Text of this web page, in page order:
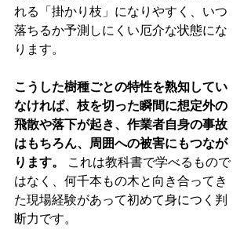
れる「掛かり枝」になりやすく、いつ
落ちるか予測しにくい厄介な状態にな
ります。
こうした樹種ごとの特性を熟知してい
なければ、枝を切った瞬間に想定外の
飛散や落下が起き、作業者自身の事故
はもちろん、周囲への被害にもつなが
ります。
これは教科書で学べるもので
はなく、何千本もの木と向き合ってき
た現場経験があって初めて身につく判
断力です。